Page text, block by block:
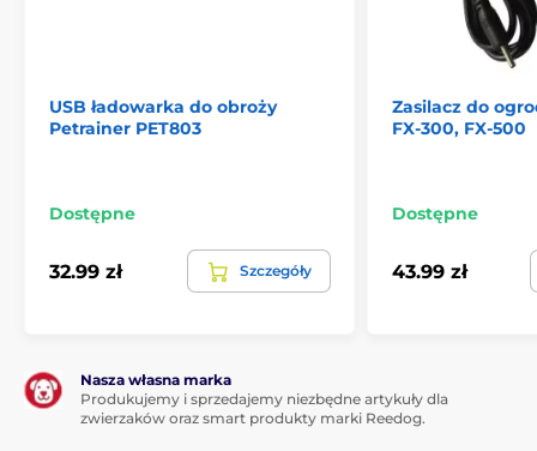
USB ładowarka do obroży
Petrainer PET803
Dostępne
32.99 zł Szczegóły
Zasilacz do
FX-300, FX-500
Dostępne
43.99 zł
Nasza własna marka
Produkujemy i sprzedajemy niezbędne artykuły dla
zwierzaków oraz smart produkty marki Reedog.